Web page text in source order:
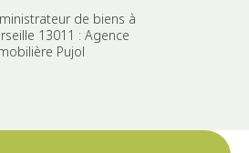
de biens à
13011 : Agence
Pujol